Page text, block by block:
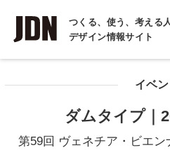
つくる、使う、考える
デザイン情報サイト
INTERVIEW
インタビュー
COLUMN
イベン
ダムタイプ｜
第59回 ヴェネチア・ビエ